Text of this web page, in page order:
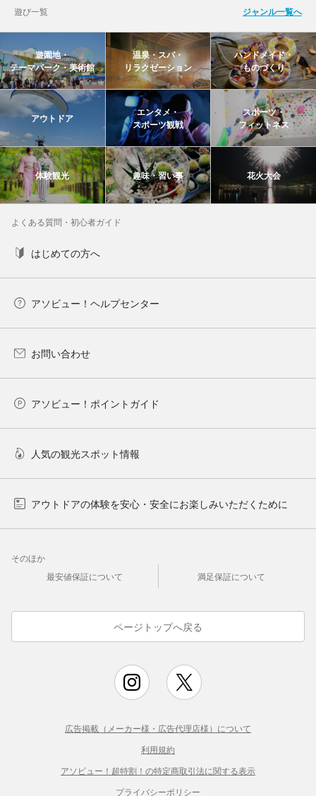
遊び一覧 ジャンル一覧へ
遊園地・
テーマパーク・美術館
温泉・スパ・
リラクゼーション
ハンドメイド・
ものづくり
アウトドア
エンタメ・
スポーツ観戦
スポーツ・
フィットネス
体験観光 趣味・習い事 花火大会
よくある質問・初心者ガイド
はじめての方へ
アソビュー！ヘルプセンター
お問い合わせ
アソビュー！ポイントガイド
人気の観光スポット情報
アウトドアの体験を安心・安全にお楽しみいただくために
そのほか
最安値保証について
満足保証について
ページトップへ戻る
広告掲載（メーカー様・広告代理店様）について
利用規約
アソビュー！超特割！の特定商取引法に関する表示
プライバシーポリシー